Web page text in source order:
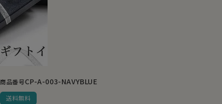
商品番号CP-A-003-NAVYBLUE
送料無料